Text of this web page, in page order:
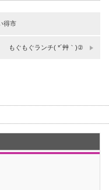
得市
もぐもぐランチ( *´艸｀)②